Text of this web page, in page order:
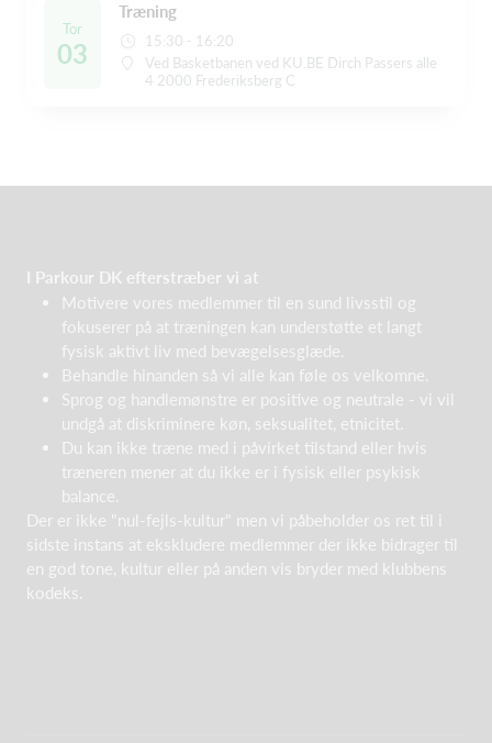
Tor
03
Træning
15:30 - 16:20
Ved Basketbanen ved KU.BE Dirch Passers alle
4 2000 Frederiksberg C
I Parkour DK efterstræber vi at
Motivere vores medlemmer til en sund livsstil og
fokuserer på at træningen kan understøtte et langt
fysisk aktivt liv med bevægelsesglæde.
Behandle hinanden så vi alle kan føle os velkomne.
Sprog og handlemønstre er positive og neutrale - vi vil
undgå at diskriminere køn, seksualitet, etnicitet.
Du kan ikke træne med i påvirket tilstand eller hvis
træneren mener at du ikke er i fysisk eller psykisk
balance.
Der er ikke "nul-fejls-kultur" men vi påbeholder os ret til i
sidste instans at ekskludere medlemmer der ikke bidrager til
en god tone, kultur eller på anden vis bryder med klubbens
kodeks.